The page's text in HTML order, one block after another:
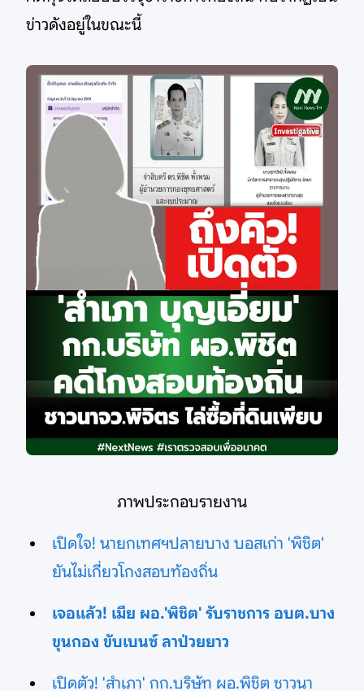
ข่าวดังอยู่ในขณะนี้
ภาพประกอบรายงาน
เปิดใจ! นายกเทศฯปลายบาง บอสเก่า 'พิชิต'
ยันไม่เกี่ยวโกงสอบท้องถิ่น
เจอแล้ว! เมีย ผอ.'พิชิต' รับราชการ อบต.บาง
ขุนกอง ขับเบนซ์ ลาป่วยยาว
เปิดตัว! 'สำเภา' กก.บริษัท ผอ.พิชิต ชาวนา